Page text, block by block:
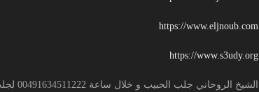
https://www.eljnoub.com
https://www.s3udy.org
الشيخ الروحاني جلب الحبيب و خلال ساعة 00491634511222 لجلب الحبيب